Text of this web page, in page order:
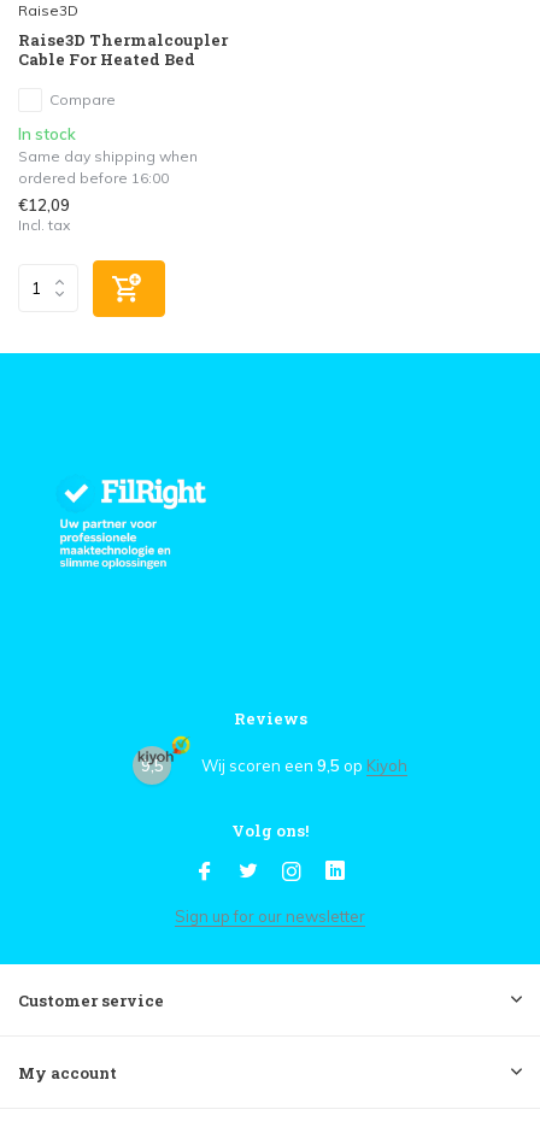
Raise3D
Raise3D Thermalcoupler
Cable For Heated Bed
Compare
In stock
Same day shipping when
ordered before 16:00
€12,09
Incl. tax
Reviews
9,5 Wij scoren een 9,5 op Kiyoh
Volg ons!
Sign up for our newsletter
Customer service
My account